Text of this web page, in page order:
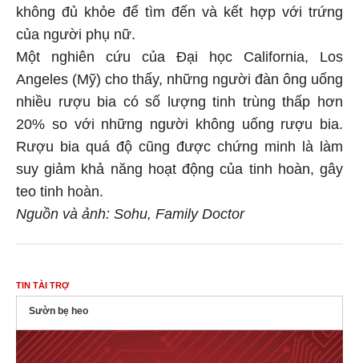
không đủ khỏe để tìm đến và kết hợp với trứng
của người phụ nữ.
Một nghiên cứu của Đại học California, Los
Angeles (Mỹ) cho thấy, những người đàn ông uống
nhiều rượu bia có số lượng tinh trùng thấp hơn
20% so với những người không uống rượu bia.
Rượu bia quá độ cũng được chứng minh là làm
suy giảm khả năng hoạt động của tinh hoàn, gây
teo tinh hoàn.
Nguồn và ảnh: Sohu, Family Doctor
TIN TÀI TRỢ
Sườn bẹ heo